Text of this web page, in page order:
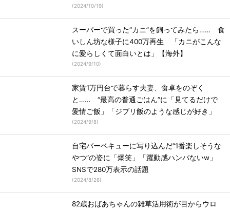
(2024/10/19)
スーパーで買った“カニ”を飼ってみたら…… 食
いしん坊な様子に400万再生 「カニがこんな
に愛らしくて面白いとは」【海外】
(2024/9/10)
家賃1万円台で暮らす夫妻、食卓をのぞく
と…… “最高の普通ごはん”に「見てるだけで
愛情ご飯」「ジブリ飯のような感じが好き」
(2024/9/8)
自宅バーベキューに写り込んだ“1番楽しそうな
やつ”の姿に「爆笑」「躍動感ハンパないw」
SNSで280万表示の話題
(2024/8/26)
82歳おばあちゃんの雑草活用術が目からウロ